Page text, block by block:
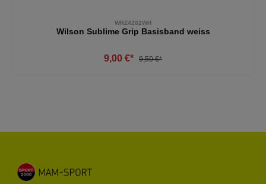
WRZ4202WH
Wilson Sublime Grip Basisband weiss
9,00 €* 9,50 €*